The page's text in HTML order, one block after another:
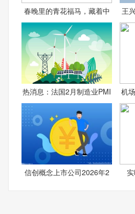
春晚里的青花福马，藏着中 王
热消息：法国2月制造业PMI 机
信创概念上市公司2026年2